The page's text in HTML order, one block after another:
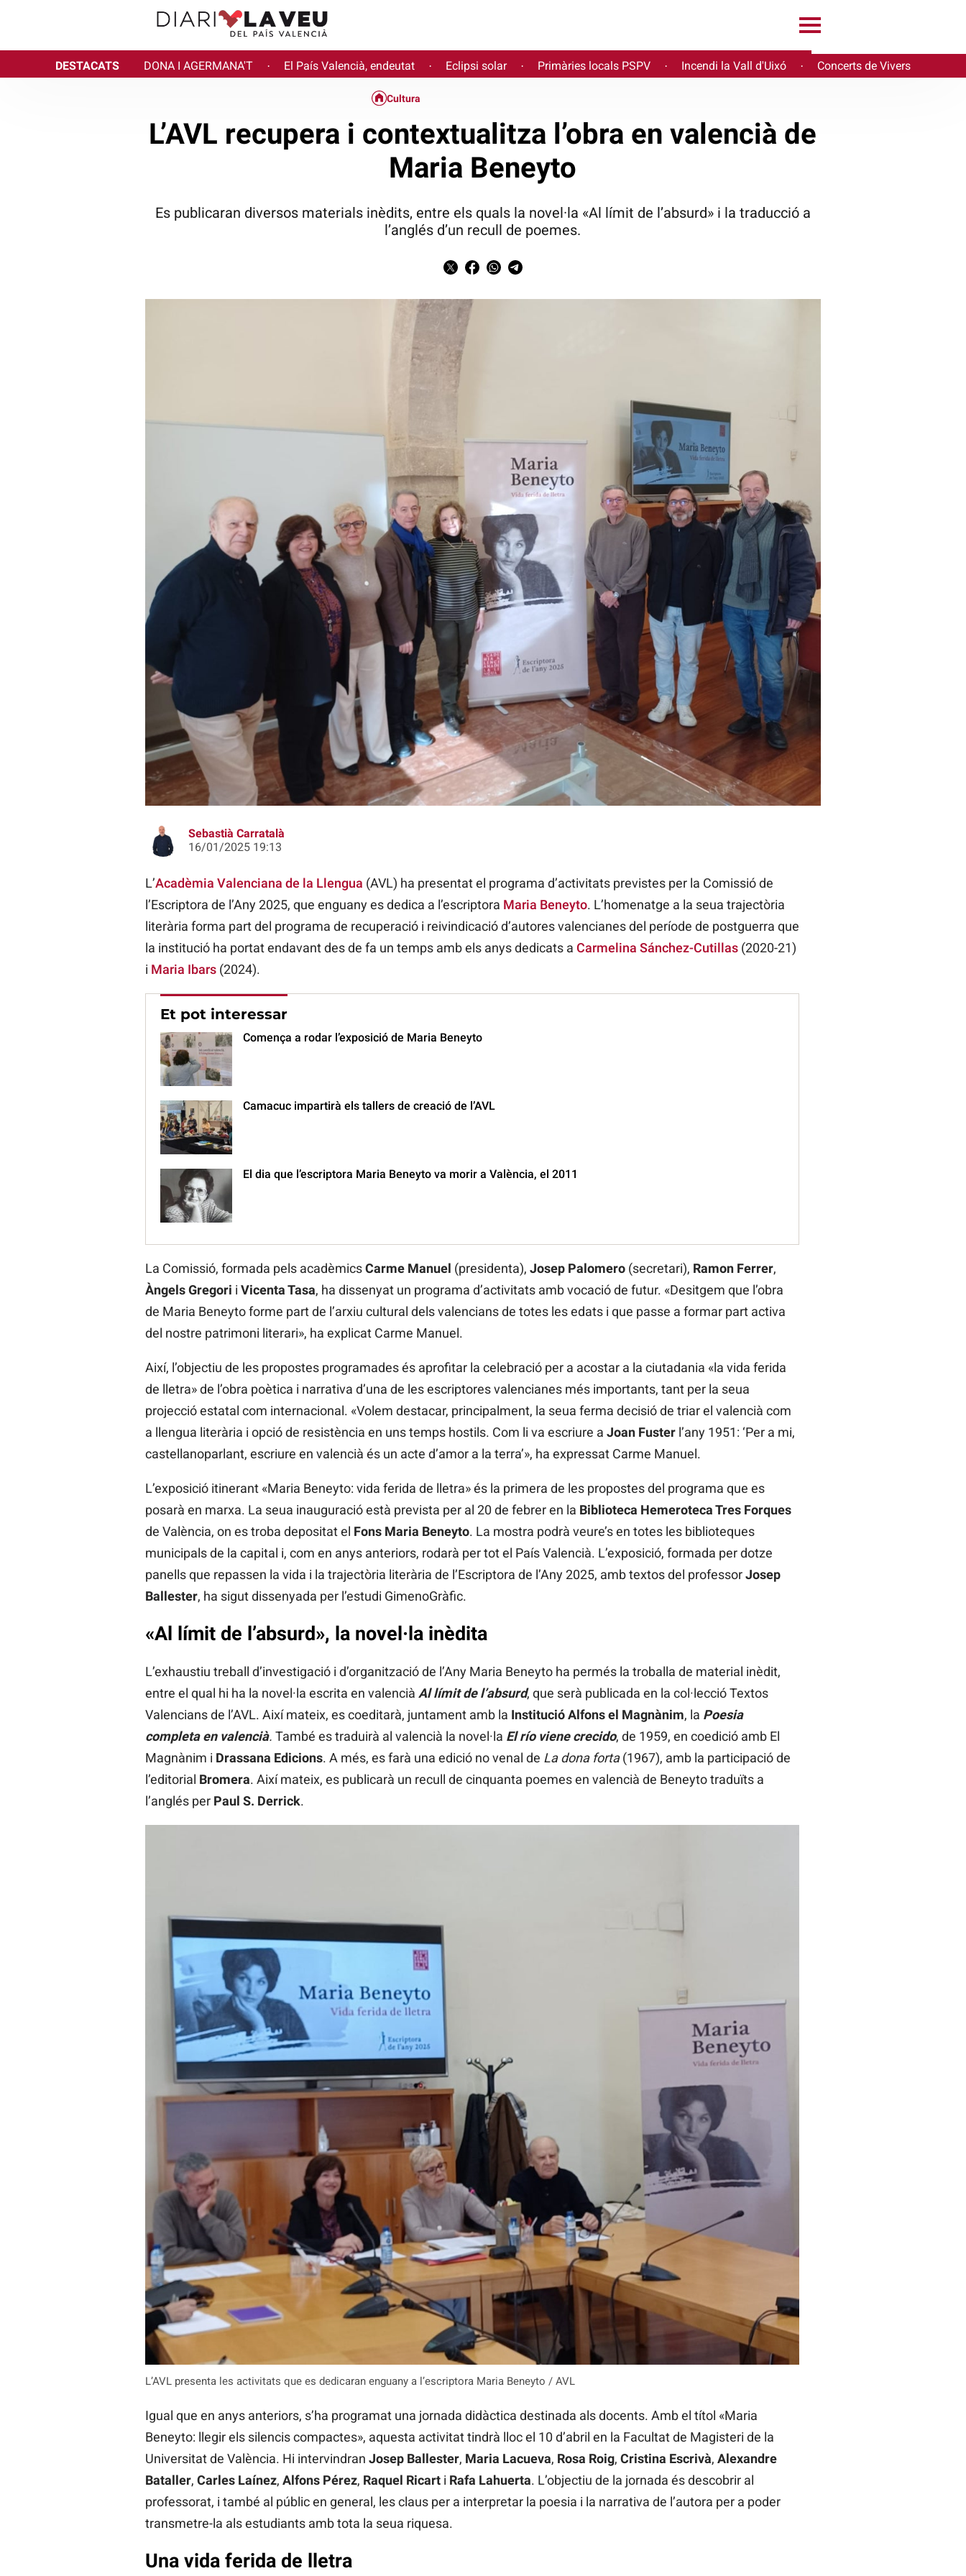
DESTACATS DONA I AGERMANA'T · El País Valencià, endeutat · Eclipsi solar · Primàries locals PSPV · Incendi la Vall d'Uixó · Concerts de Vivers
L'AVL presenta les activitats que es dedicaran enguany a l'escriptora Maria Beneyto / AVL
Cultura
L’AVL recupera i contextualitza l’obra en valencià de
Maria Beneyto
Es publicaran diversos materials inèdits, entre els quals la novel·la «Al límit de l’absurd» i la traducció a
l’anglés d’un recull de poemes.
Sebastià Carratalà
16/01/2025 19:13
L’Acadèmia Valenciana de la Llengua (AVL) ha presentat el programa d’activitats previstes per la Comissió de
l’Escriptora de l’Any 2025, que enguany es dedica a l’escriptora Maria Beneyto. L’homenatge a la seua trajectòria
literària forma part del programa de recuperació i reivindicació d’autores valencianes del període de postguerra que
la institució ha portat endavant des de fa un temps amb els anys dedicats a Carmelina Sánchez-Cutillas(2020-21)
i Maria Ibars(2024).
Et pot interessar
Comença a rodar l’exposició de Maria Beneyto
Camacuc impartirà els tallers de creació de l’AVL
El dia que l’escriptora Maria Beneyto va morir a València, el 2011
La Comissió, formada pels acadèmicsCarme Manuel (presidenta), Josep Palomero(secretari), Ramon Ferrer,
Àngels Gregori i Vicenta Tasa, ha dissenyat un programa d’activitats amb vocació de futur. «Desitgem que l’obra
de Maria Beneyto forme part de l’arxiu cultural dels valencians de totes les edats i que passe a formar part activa
del nostre patrimoni literari», ha explicat Carme Manuel.
Així, l’objectiu de les propostes programades és aprofitar la celebració per a acostar a la ciutadania «la vida ferida
de lletra» de l’obra poètica i narrativa d’una de les escriptores valencianes més importants, tant per la seua
projecció estatal com internacional. «Volem destacar, principalment, la seua ferma decisió de triar el valencià com
a llengua literària i opció de resistència en uns temps hostils. Com li va escriure a Joan Fusterl’any 1951: ‘Per a mi,
castellanoparlant, escriure en valencià és un acte d’amor a la terra’», ha expressat Carme Manuel.
L’exposició itinerant «Maria Beneyto: vida ferida de lletra» és la primera de les propostes del programa que es
posarà en marxa. La seua inauguració està prevista per al 20 de febrer en la Biblioteca Hemeroteca Tres Forques
de València, on es troba depositat el Fons Maria Beneyto. La mostra podrà veure’s en totes les biblioteques
municipals de la capital i, com en anys anteriors, rodarà per tot el País Valencià. L’exposició, formada per dotze
panells que repassen la vida i la trajectòria literària de l’Escriptora de l’Any 2025, amb textos del professorJosep
Ballester, ha sigut dissenyada per l’estudi GimenoGràfic.
«Al límit de l’absurd», la novel·la inèdita
L’exhaustiu treball d’investigació i d’organització de l’Any Maria Beneyto ha permés la troballa de material inèdit,
entre el qual hi ha la novel·la escrita en valencià Al límit de l’absurd, que serà publicada en la col·lecció Textos
Valencians de l’AVL. Així mateix, es coeditarà, juntament amb la Institució Alfons el Magnànim, la Poesia
completa en valencià. També es traduirà al valencià la novel·la El río viene crecido, de 1959, en coedició amb El
Magnànim i Drassana Edicions. A més, es farà una edició no venal de La dona forta(1967), amb la participació de
l’editorial Bromera. Així mateix, es publicarà un recull de cinquanta poemes en valencià de Beneyto traduïts a
l’anglés per Paul S. Derrick.
L’AVL presenta les activitats que es dedicaran enguany a l’escriptora Maria Beneyto / AVL
Igual que en anys anteriors, s’ha programat una jornada didàctica destinada als docents. Amb el títol «Maria
Beneyto: llegir els silencis compactes», aquesta activitat tindrà lloc el 10 d’abril en la Facultat de Magisteri de la
Universitat de València. Hi intervindran Josep Ballester, Maria Lacueva, Rosa Roig, Cristina Escrivà, Alexandre
Bataller, Carles Laínez, Alfons Pérez, Raquel Ricarti Rafa Lahuerta. L’objectiu de la jornada és descobrir al
professorat, i també al públic en general, les claus per a interpretar la poesia i la narrativa de l’autora per a poder
transmetre-la als estudiants amb tota la seua riquesa.
Una vida ferida de lletra